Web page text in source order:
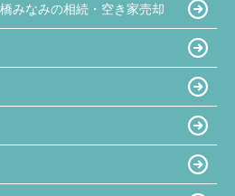
みなみの相続・空き家売却